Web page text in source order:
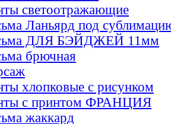
светоотражающие
Ланьярд под
ДЛЯ БЭЙДЖЕЙ 11мм
брючная
хлопковые с рисунком
с принтом ФРАНЦИЯ
жаккард